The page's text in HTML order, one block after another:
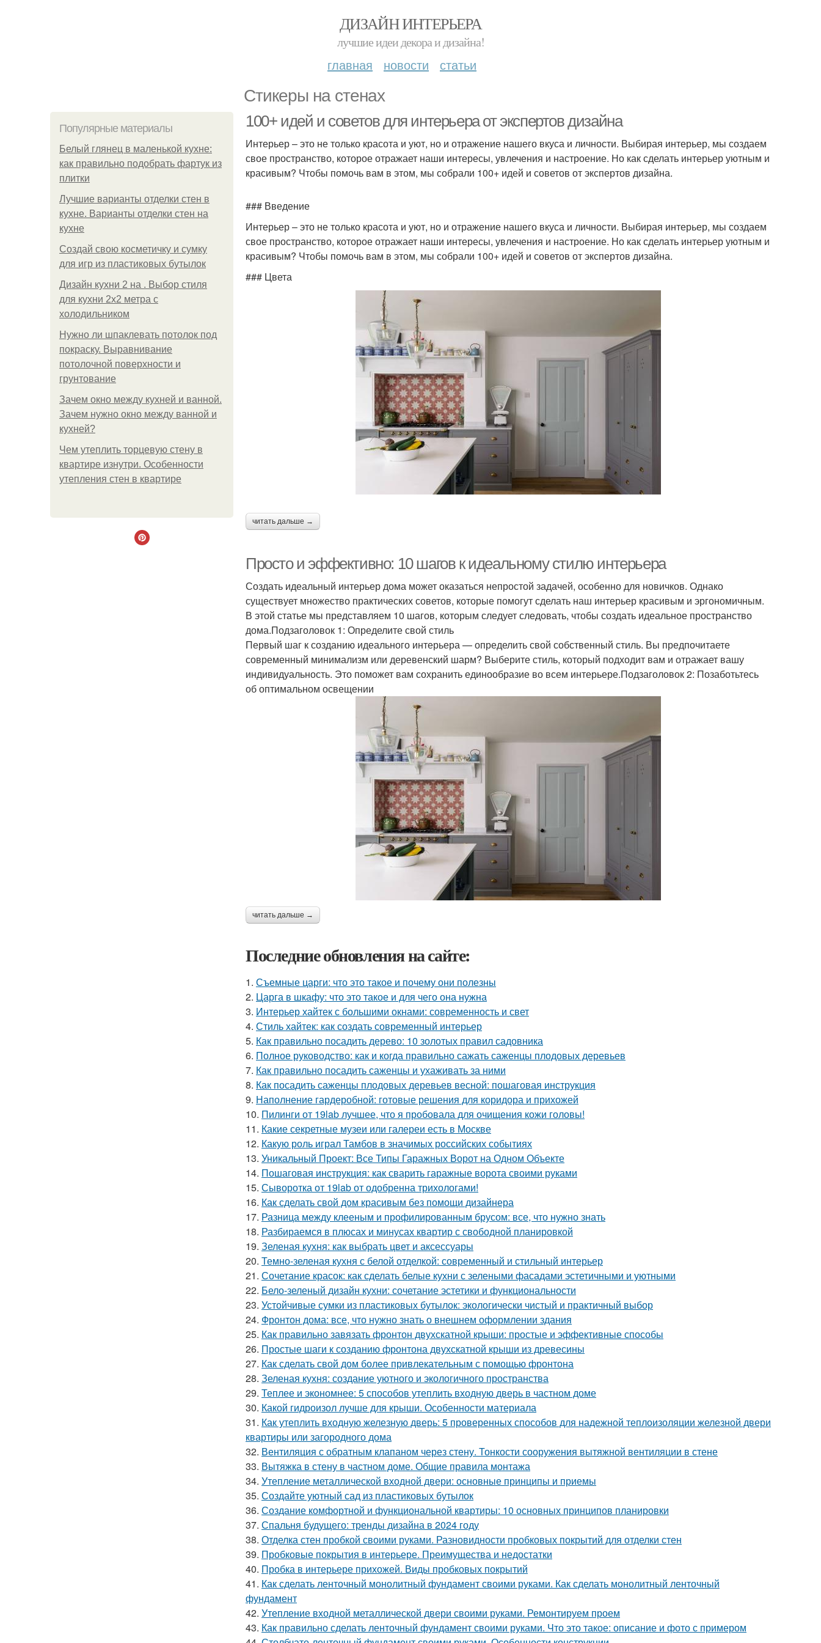
ДИЗАЙН ИНТЕРЬЕРА
лучшие идеи декора и дизайна!
главная новости статьи
Стикеры на стенах
Популярные материалы
Белый глянец в маленькой кухне:
как правильно подобрать фартук из
плитки
Лучшие варианты отделки стен в
кухне. Варианты отделки стен на
кухне
Создай свою косметичку и сумку
для игр из пластиковых бутылок
Дизайн кухни 2 на . Выбор стиля
для кухни 2х2 метра с
холодильником
Нужно ли шпаклевать потолок под
покраску. Выравнивание
потолочной поверхности и
грунтование
Зачем окно между кухней и ванной.
Зачем нужно окно между ванной и
кухней?
Чем утеплить торцевую стену в
квартире изнутри. Особенности
утепления стен в квартире
100+ идей и советов для интерьера от экспертов дизайна
Интерьер – это не только красота и уют, но и отражение нашего вкуса и личности. Выбирая интерьер, мы создаем
свое пространство, которое отражает наши интересы, увлечения и настроение. Но как сделать интерьер уютным и
красивым? Чтобы помочь вам в этом, мы собрали 100+ идей и советов от экспертов дизайна.
### Введение
Интерьер – это не только красота и уют, но и отражение нашего вкуса и личности. Выбирая интерьер, мы создаем
свое пространство, которое отражает наши интересы, увлечения и настроение. Но как сделать интерьер уютным и
красивым? Чтобы помочь вам в этом, мы собрали 100+ идей и советов от экспертов дизайна.
### Цвета
читать дальше →
Просто и эффективно: 10 шагов к идеальному стилю интерьера
Создать идеальный интерьер дома может оказаться непростой задачей, особенно для новичков. Однако
существует множество практических советов, которые помогут сделать наш интерьер красивым и эргономичным.
В этой статье мы представляем 10 шагов, которым следует следовать, чтобы создать идеальное пространство
дома.Подзаголовок 1: Определите свой стиль
Первый шаг к созданию идеального интерьера — определить свой собственный стиль. Вы предпочитаете
современный минимализм или деревенский шарм? Выберите стиль, который подходит вам и отражает вашу
индивидуальность. Это поможет вам сохранить единообразие во всем интерьере.Подзаголовок 2: Позаботьтесь
об оптимальном освещении
читать дальше →
Последние обновления на сайте:
1. Съемные царги: что это такое и почему они полезны
2. Царга в шкафу: что это такое и для чего она нужна
3. Интерьер хайтек с большими окнами: современность и свет
4. Стиль хайтек: как создать современный интерьер
5. Как правильно посадить дерево: 10 золотых правил садовника
6. Полное руководство: как и когда правильно сажать саженцы плодовых деревьев
7. Как правильно посадить саженцы и ухаживать за ними
8. Как посадить саженцы плодовых деревьев весной: пошаговая инструкция
9. Наполнение гардеробной: готовые решения для коридора и прихожей
10. Пилинги от 19lab лучшее, что я пробовала для очищения кожи головы!
11. Какие секретные музеи или галереи есть в Москве
12. Какую роль играл Тамбов в значимых российских событиях
13. Уникальный Проект: Все Типы Гаражных Ворот на Одном Объекте
14. Пошаговая инструкция: как сварить гаражные ворота своими руками
15. Сыворотка от 19lab от одобренна трихологами!
16. Как сделать свой дом красивым без помощи дизайнера
17. Разница между клееным и профилированным брусом: все, что нужно знать
18. Разбираемся в плюсах и минусах квартир с свободной планировкой
19. Зеленая кухня: как выбрать цвет и аксессуары
20. Темно-зеленая кухня с белой отделкой: современный и стильный интерьер
21. Сочетание красок: как сделать белые кухни с зелеными фасадами эстетичными и уютными
22. Бело-зеленый дизайн кухни: сочетание эстетики и функциональности
23. Устойчивые сумки из пластиковых бутылок: экологически чистый и практичный выбор
24. Фронтон дома: все, что нужно знать о внешнем оформлении здания
25. Как правильно завязать фронтон двухскатной крыши: простые и эффективные способы
26. Простые шаги к созданию фронтона двухскатной крыши из древесины
27. Как сделать свой дом более привлекательным с помощью фронтона
28. Зеленая кухня: создание уютного и экологичного пространства
29. Теплее и экономнее: 5 способов утеплить входную дверь в частном доме
30. Какой гидроизол лучше для крыши. Особенности материала
31. Как утеплить входную железную дверь: 5 проверенных способов для надежной теплоизоляции железной двери
квартиры или загородного дома
32. Вентиляция с обратным клапаном через стену. Тонкости сооружения вытяжной вентиляции в стене
33. Вытяжка в стену в частном доме. Общие правила монтажа
34. Утепление металлической входной двери: основные принципы и приемы
35. Создайте уютный сад из пластиковых бутылок
36. Создание комфортной и функциональной квартиры: 10 основных принципов планировки
37. Спальня будущего: тренды дизайна в 2024 году
38. Отделка стен пробкой своими руками. Разновидности пробковых покрытий для отделки стен
39. Пробковые покрытия в интерьере. Преимущества и недостатки
40. Пробка в интерьере прихожей. Виды пробковых покрытий
41. Как сделать ленточный монолитный фундамент своими руками. Как сделать монолитный ленточный
фундамент
42. Утепление входной металлической двери своими руками. Ремонтируем проем
43. Как правильно сделать ленточный фундамент своими руками. Что это такое: описание и фото с примером